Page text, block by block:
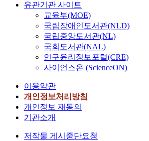
유관기관 사이트
교육부(MOE)
국립장애인도서관(NLD)
국립중앙도서관(NL)
국회도서관(NAL)
연구윤리정보포털(CRE)
사이언스온 (ScienceON)
이용약관
개인정보처리방침
개인정보 재동의
기관소개
저작물 게시중단요청